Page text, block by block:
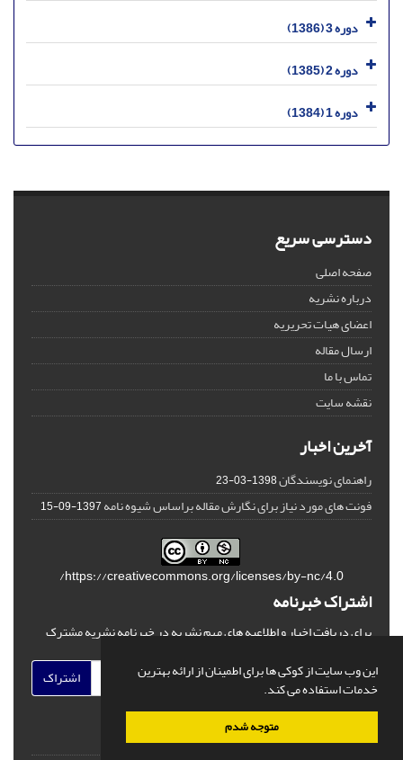
این وب سایت از کوکی ها برای اطمینان از ارائه بهترین
خدمات استفاده می کند.
متوجه شدم
دوره 3 (1386)
دوره 2 (1385)
دوره 1 (1384)
دسترسی سریع
صفحه اصلی
درباره نشریه
اعضای هیات تحریریه
ارسال مقاله
تماس با ما
نقشه سایت
آخرین اخبار
راهنمای نویسندگان1398-03-23
فونت های مورد نیاز برای نگارش مقاله براساس شیوه نامه1397-09-15
https://creativecommons.org/licenses/by-nc/4.0/
اشتراک خبرنامه
برای دریافت اخبار و اطلاعیه های مهم نشریه در خبرنامه نشریه مشترک
اشتراک